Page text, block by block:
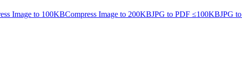
Image to 100KBCompress Image to 200KBJPG to PDF ≤100KBJPG